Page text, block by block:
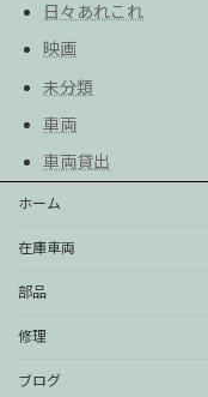
日々あれこれ
映画
未分類
車両
車両貸出
ホーム
在庫車両
部品
修理
ブログ